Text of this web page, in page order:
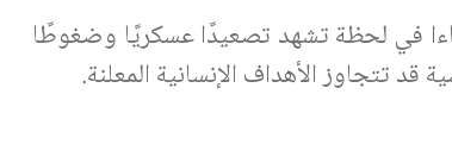
في لحظة تشهد تصعيدًا عسكريًا وضغوطًا
قد تتجاوز الأهداف الإنسانية المعلنة.